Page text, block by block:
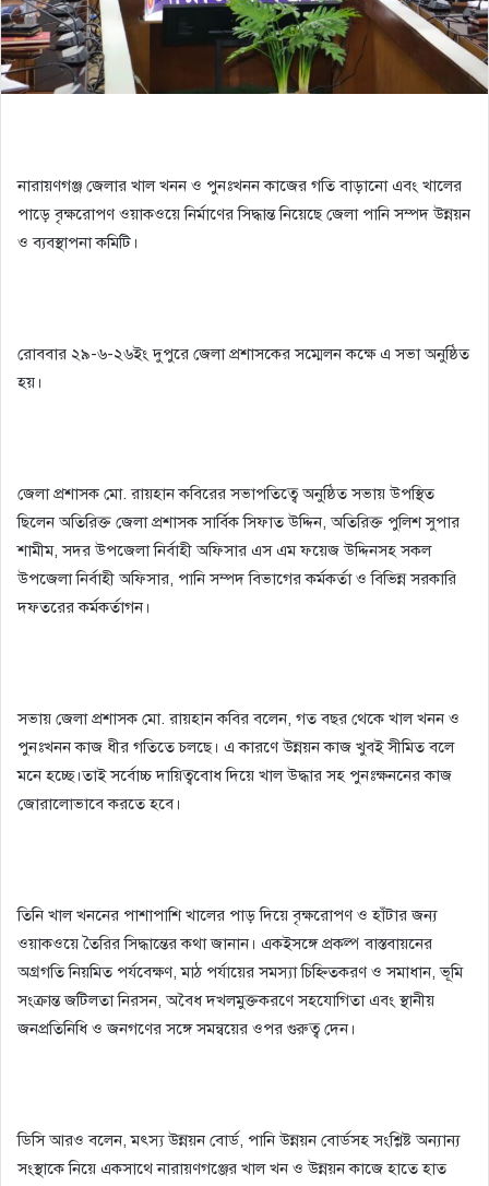
নারায়ণগঞ্জ জেলার খাল খনন ও পুনঃখনন কাজের গতি বাড়ানো এবং খালের
পাড়ে বৃক্ষরোপণ ওয়াকওয়ে নির্মাণের সিদ্ধান্ত নিয়েছে জেলা পানি সম্পদ উন্নয়ন
ও ব্যবস্থাপনা কমিটি।
রোববার ২৯-৬-২৬ইং দুপুরে জেলা প্রশাসকের সম্মেলন কক্ষে এ সভা অনুষ্ঠিত
হয়।
জেলা প্রশাসক মো. রায়হান কবিরের সভাপতিত্বে অনুষ্ঠিত সভায় উপস্থিত
ছিলেন অতিরিক্ত জেলা প্রশাসক সার্বিক সিফাত উদ্দিন, অতিরিক্ত পুলিশ সুপার
শামীম, সদর উপজেলা নির্বাহী অফিসার এস এম ফয়েজ উদ্দিনসহ সকল
উপজেলা নির্বাহী অফিসার, পানি সম্পদ বিভাগের কর্মকর্তা ও বিভিন্ন সরকারি
দফতরের কর্মকর্তাগন।
সভায় জেলা প্রশাসক মো. রায়হান কবির বলেন, গত বছর থেকে খাল খনন ও
পুনঃখনন কাজ ধীর গতিতে চলছে। এ কারণে উন্নয়ন কাজ খুবই সীমিত বলে
মনে হচ্ছে।তাই সর্বোচ্চ দায়িত্ববোধ দিয়ে খাল উদ্ধার সহ পুনঃক্ষননের কাজ
জোরালোভাবে করতে হবে।
তিনি খাল খননের পাশাপাশি খালের পাড় দিয়ে বৃক্ষরোপণ ও হাঁটার জন্য
ওয়াকওয়ে তৈরির সিদ্ধান্তের কথা জানান। একইসঙ্গে প্রকল্প বাস্তবায়নের
অগ্রগতি নিয়মিত পর্যবেক্ষণ, মাঠ পর্যায়ের সমস্যা চিহ্নিতকরণ ও সমাধান, ভূমি
সংক্রান্ত জটিলতা নিরসন, অবৈধ দখলমুক্তকরণে সহযোগিতা এবং স্থানীয়
জনপ্রতিনিধি ও জনগণের সঙ্গে সমন্বয়ের ওপর গুরুত্ব দেন।
ডিসি আরও বলেন, মৎস্য উন্নয়ন বোর্ড, পানি উন্নয়ন বোর্ডসহ সংশ্লিষ্ট অন্যান্য
সংস্থাকে নিয়ে একসাথে নারায়ণগঞ্জের খাল খন ও উন্নয়ন কাজে হাতে হাত